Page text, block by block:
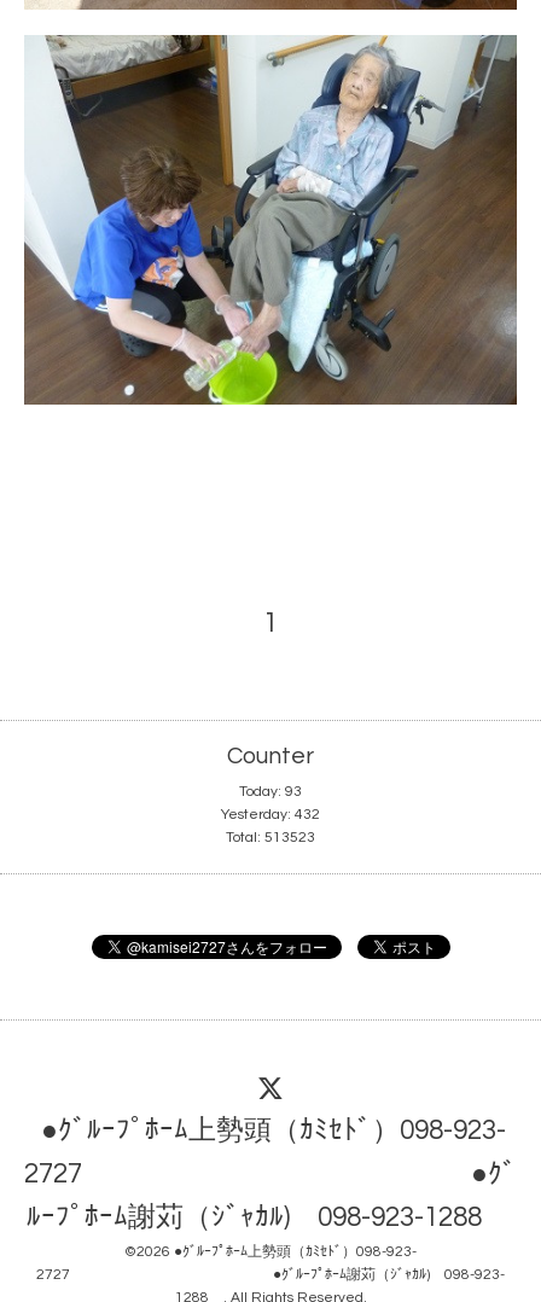
1
Counter
Today: 93
Yesterday: 432
Total: 513523
●ｸﾞﾙｰﾌﾟﾎｰﾑ上勢頭（ｶﾐｾﾄﾞ）098-923-
2727 ●ｸﾞ
ﾙｰﾌﾟﾎｰﾑ謝苅（ｼﾞｬｶﾙ) 098-923-1288
©2026 ●ｸﾞﾙｰﾌﾟﾎｰﾑ上勢頭（ｶﾐｾﾄﾞ）098-923-
2727 ●ｸﾞﾙｰﾌﾟﾎｰﾑ謝苅（ｼﾞｬｶﾙ) 098-923-
1288
. All Rights Reserved.